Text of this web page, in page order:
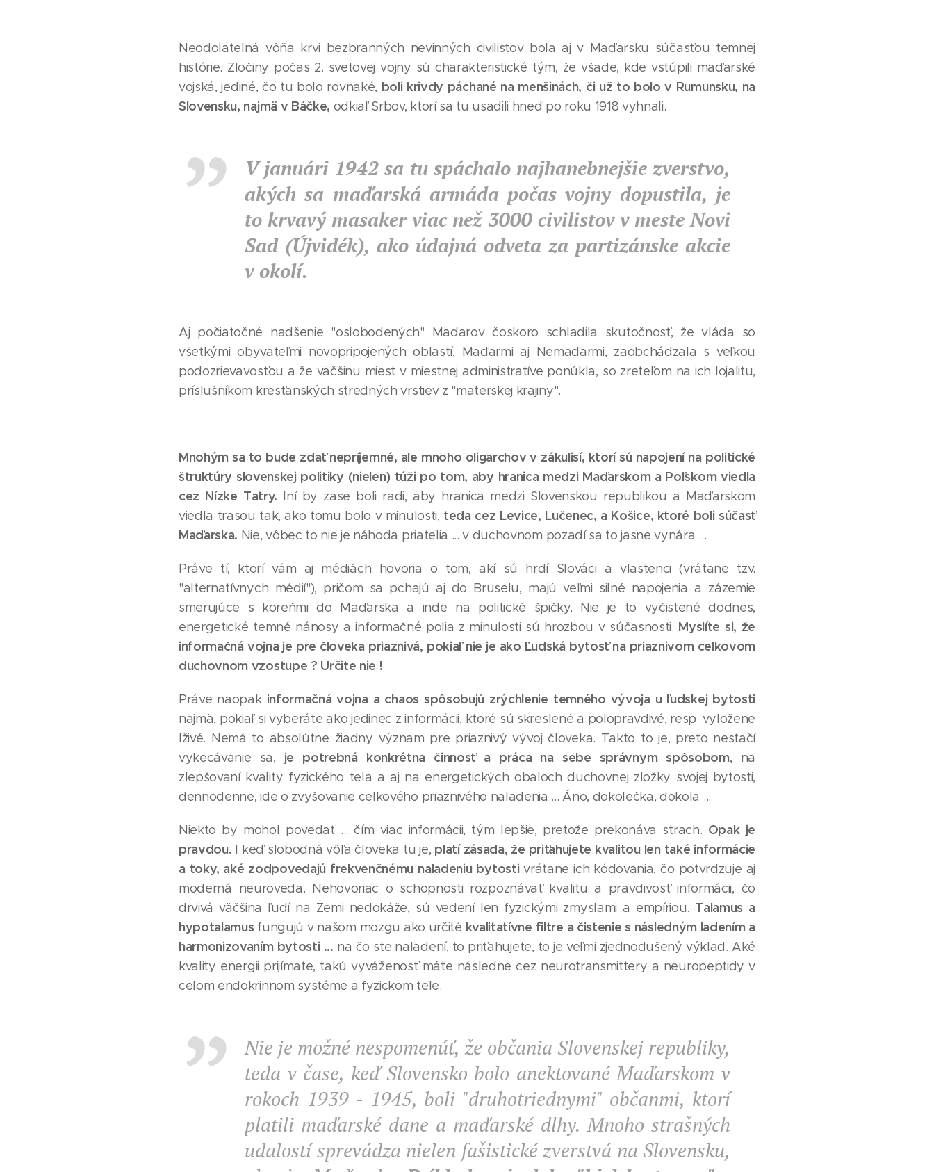
Neodolateľná vôňa krvi bezbranných nevinných civilistov bola aj v Maďarsku súčasťou temnej
histórie. Zločiny počas 2. svetovej vojny sú charakteristické tým, že všade, kde vstúpili maďarské
vojská, jediné, čo tu bolo rovnaké, boli krivdy páchané na menšinách, či už to bolo v Rumunsku, na
Slovensku, najmä v Báčke, odkiaľ Srbov, ktorí sa tu usadili hneď po roku 1918 vyhnali.
V januári 1942 sa tu spáchalo najhanebnejšie zverstvo,
akých sa maďarská armáda počas vojny dopustila, je
to krvavý masaker viac než 3000 civilistov v meste Novi
Sad (Újvidék), ako údajná odveta za partizánske akcie
v okolí.
Aj počiatočné nadšenie "oslobodených" Maďarov čoskoro schladila skutočnosť, že vláda so
všetkými obyvateľmi novopripojených oblastí, Maďarmi aj Nemaďarmi, zaobchádzala s veľkou
podozrievavosťou a že väčšinu miest v miestnej administratíve ponúkla, so zreteľom na ich lojalitu,
príslušníkom kresťanských stredných vrstiev z "materskej krajiny".
Mnohým sa to bude zdať nepríjemné, ale mnoho oligarchov v zákulisí, ktorí sú napojení na politické
štruktúry slovenskej politiky (nielen) túži po tom, aby hranica medzi Maďarskom a Poľskom viedla
cez Nízke Tatry. Iní by zase boli radi, aby hranica medzi Slovenskou republikou a Maďarskom
viedla trasou tak, ako tomu bolo v minulosti, teda cez Levice, Lučenec, a Košice, ktoré boli súčasť
Maďarska. Nie, vôbec to nie je náhoda priatelia ... v duchovnom pozadí sa to jasne vynára ...
Práve tí, ktorí vám aj médiách hovoria o tom, akí sú hrdí Slováci a vlastenci (vrátane tzv.
"alternatívnych médií"), pričom sa pchajú aj do Bruselu, majú veľmi silné napojenia a zázemie
smerujúce s koreňmi do Maďarska a inde na politické špičky. Nie je to vyčistené dodnes,
energetické temné nánosy a informačné polia z minulosti sú hrozbou v súčasnosti. Myslíte si, že
informačná vojna je pre človeka priaznivá, pokiaľ nie je ako Ľudská bytosť na priaznivom celkovom
duchovnom vzostupe ? Určite nie !
Práve naopak informačná vojna a chaos spôsobujú zrýchlenie temného vývoja u ľudskej bytosti
najmä, pokiaľ si vyberáte ako jedinec z informácii, ktoré sú skreslené a polopravdivé, resp. vyložene
lživé. Nemá to absolútne žiadny význam pre priaznivý vývoj človeka. Takto to je, preto nestačí
vykecávanie sa, je potrebná konkrétna činnosť a práca na sebe správnym spôsobom, na
zlepšovaní kvality fyzického tela a aj na energetických obaloch duchovnej zložky svojej bytosti,
dennodenne, ide o zvyšovanie celkového priaznivého naladenia ... Áno, dokolečka, dokola ...
Niekto by mohol povedať ... čím viac informácii, tým lepšie, pretože prekonáva strach. Opak je
pravdou. I keď slobodná vôľa človeka tu je, platí zásada, že priťahujete kvalitou len také informácie
a toky, aké zodpovedajú frekvenčnému naladeniu bytostivrátane ich kódovania, čo potvrdzuje aj
moderná neuroveda. Nehovoriac o schopnosti rozpoznávať kvalitu a pravdivosť informácii, čo
drvivá väčšina ľudí na Zemi nedokáže, sú vedení len fyzickými zmyslami a empíriou. Talamus a
hypotalamus fungujú v našom mozgu ako určité kvalitatívne filtre a čistenie s následným ladením a
harmonizovaním bytosti ... na čo ste naladení, to priťahujete, to je veľmi zjednodušený výklad. Aké
kvality energii prijímate, takú vyváženosť máte následne cez neurotransmittery a neuropeptidy v
celom endokrinnom systéme a fyzickom tele.
Nie je možné nespomenúť, že občania Slovenskej republiky,
teda v čase, keď Slovensko bolo anektované Maďarskom v
rokoch 1939 - 1945, boli "druhotriednymi" občanmi, ktorí
platili maďarské dane a maďarské dlhy. Mnoho strašných
udalostí sprevádza nielen fašistické zverstvá na Slovensku,